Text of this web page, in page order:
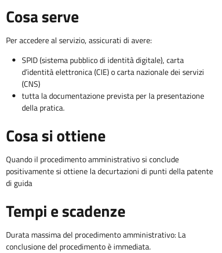
Cosa serve
Per accedere al servizio, assicurati di avere:
SPID (sistema pubblico di identità digitale), carta
d’identità elettronica (CIE) o carta nazionale dei servizi
(CNS)
tutta la documentazione prevista per la presentazione
della pratica.
Cosa si ottiene
Quando il procedimento amministrativo si conclude
positivamente si ottiene la decurtazioni di punti della patente
di guida
Tempi e scadenze
Durata massima del procedimento amministrativo: La
conclusione del procedimento è immediata.